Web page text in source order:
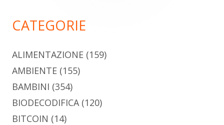
CATEGORIE
ALIMENTAZIONE (159)
AMBIENTE (155)
BAMBINI (354)
BIODECODIFICA (120)
BITCOIN (14)